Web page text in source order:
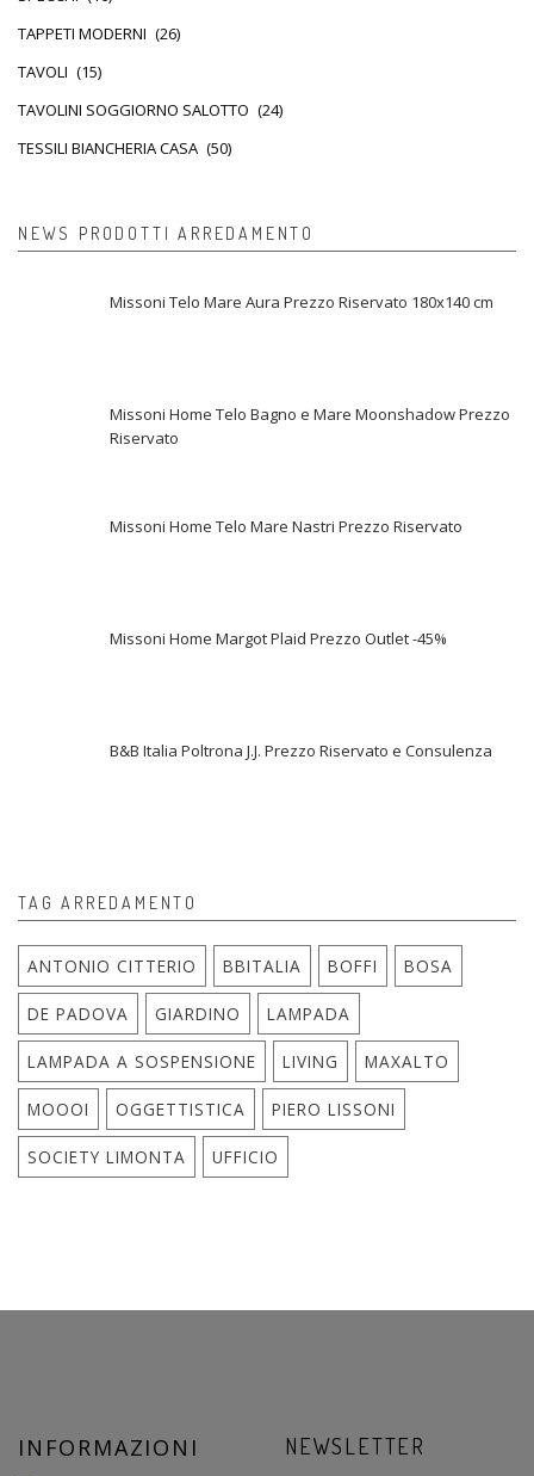
TAPPETI MODERNI (26)
TAVOLI (15)
TAVOLINI SOGGIORNO SALOTTO (24)
TESSILI BIANCHERIA CASA (50)
NEWS PRODOTTI ARREDAMENTO
Missoni Telo Mare Aura Prezzo Riservato 180x140 cm
Missoni Home Telo Bagno e Mare Moonshadow Prezzo
Riservato
Missoni Home Telo Mare Nastri Prezzo Riservato
Missoni Home Margot Plaid Prezzo Outlet -45%
B&B Italia Poltrona J.J. Prezzo Riservato e Consulenza
TAG ARREDAMENTO
ANTONIO CITTERIO BBITALIA BOFFI BOSA
DE PADOVA GIARDINO LAMPADA
LAMPADA A SOSPENSIONE LIVING MAXALTO
MOOOI OGGETTISTICA PIERO LISSONI
SOCIETY LIMONTA UFFICIO
INFORMAZIONI NEWSLETTER